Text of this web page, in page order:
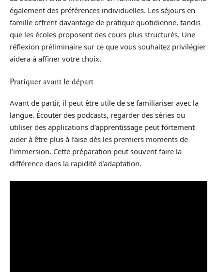
également des préférences individuelles. Les séjours en
famille offrent davantage de pratique quotidienne, tandis
que les écoles proposent des cours plus structurés. Une
réflexion préliminaire sur ce que vous souhaitez privilégier
aidera à affiner votre choix.
Pratiquer avant le départ
Avant de partir, il peut être utile de se familiariser avec la
langue. Écouter des podcasts, regarder des séries ou
utiliser des applications d’apprentissage peut fortement
aider à être plus à l’aise dès les premiers moments de
l’immersion. Cette préparation peut souvent faire la
différence dans la rapidité d’adaptation.